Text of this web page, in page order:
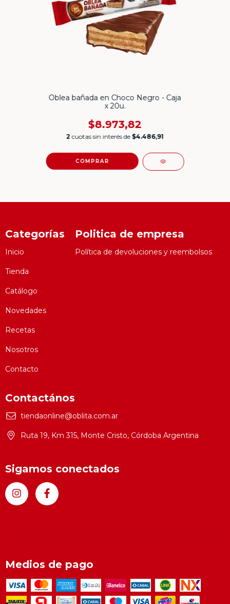
Oblea bañada en Choco Negro - Caja
x 20u.
$8.973,82
2 cuotas sin interés de $4.486,91
Categorías
Inicio
Tienda
Catálogo
Novedades
Recetas
Nosotros
Contacto
Politica de empresa
Política de devoluciones y reembolsos
Contactános
tiendaonline@oblita.com.ar
Ruta 19, Km 315, Monte Cristo, Córdoba Argentina
Sigamos conectados
Medios de pago